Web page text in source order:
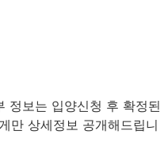
정보는 입양신청 후 확정된
만 상세정보 공개해드립니